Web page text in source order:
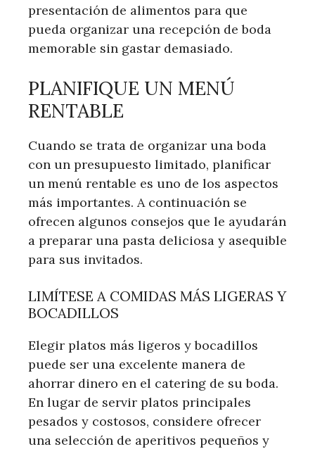
presentación de alimentos para que
pueda organizar una recepción de boda
memorable sin gastar demasiado.
PLANIFIQUE UN MENÚ
RENTABLE
Cuando se trata de organizar una boda
con un presupuesto limitado, planificar
un menú rentable es uno de los aspectos
más importantes. A continuación se
ofrecen algunos consejos que le ayudarán
a preparar una pasta deliciosa y asequible
para sus invitados.
LIMÍTESE A COMIDAS MÁS LIGERAS Y
BOCADILLOS
Elegir platos más ligeros y bocadillos
puede ser una excelente manera de
ahorrar dinero en el catering de su boda.
En lugar de servir platos principales
pesados ​​y costosos, considere ofrecer
una selección de aperitivos pequeños y